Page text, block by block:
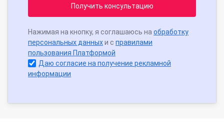
Получить консультацию
Нажимая на кнопку, я соглашаюсь на обработку
персональных данныхи с правилами
пользования Платформой
Даю согласие на получение рекламной
информации